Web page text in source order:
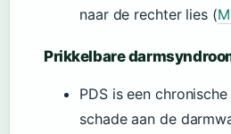
naar de rechter lies (
Prikkelbare
PDS is een
schade aan de